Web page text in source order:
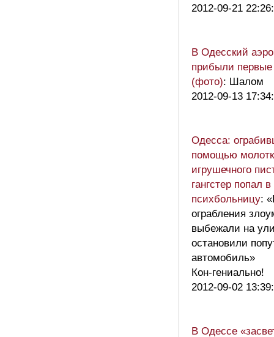
2012-09-21
В Одесский
прибыли
(фото): Шалом
2012-09-13
Одесса:
помощью
игрушечного
гангстер попал в
психбольницу:
ограбления
выбежали на
остановили
автомобиль»
Кон-гениально!
2012-09-02
В Одессе